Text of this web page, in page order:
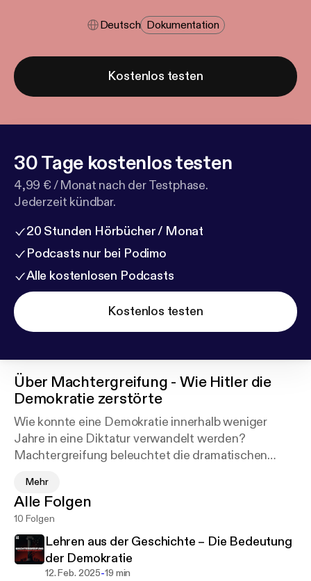
Deutsch Dokumentation
Kostenlos testen
30 Tage kostenlos testen
4,99 € / Monat nach der Testphase.
Jederzeit kündbar.
20 Stunden Hörbücher / Monat
Podcasts nur bei Podimo
Alle kostenlosen Podcasts
Kostenlos testen
Über Machtergreifung - Wie Hitler die
Demokratie zerstörte
Wie konnte eine Demokratie innerhalb weniger
Jahre in eine Diktatur verwandelt werden?
Machtergreifung beleuchtet die dramatischen
Nationalsozialismus und Adolf Hitlers führten – von
den politischen und gesellschaftlichen Krisen der
Weimarer Republik bis zur vollständigen Zerstörung
demokratischer Strukturen.
In sorgfältig recherchierten Episoden wird
Mehr
Alle Folgen
10 Folgen
Lehren aus der Geschichte – Die Bedeutung
der Demokratie
12. Feb. 2025-19 min